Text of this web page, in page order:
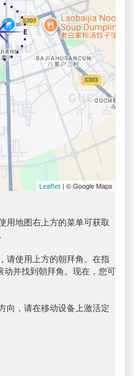
Leaflet | © Google Maps
用地图右上方的菜单可获取
请使用上方的朝拜角。在指
并找到朝拜角。现在，您可
向，请在移动设备上激活定